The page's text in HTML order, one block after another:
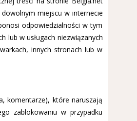
miejscu w internecie
odpowiedzialności w tym
lub w usługach niezwiązanych
innych stronach lub w
komentarze), które naruszają
zablokowaniu w przypadku